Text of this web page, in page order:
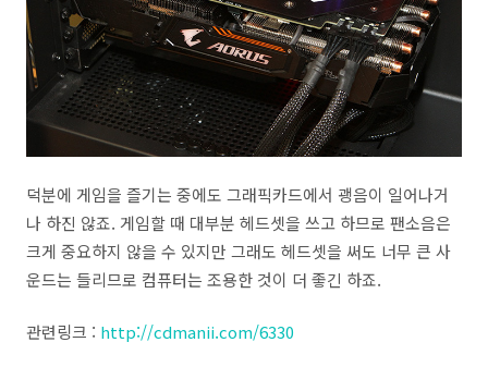
덕분에 게임을 즐기는 중에도 그래픽카드에서 괭음이 일어나거
나 하진 않죠. 게임할 때 대부분 헤드셋을 쓰고 하므로 팬소음은
크게 중요하지 않을 수 있지만 그래도 헤드셋을 써도 너무 큰 사
운드는 들리므로 컴퓨터는 조용한 것이 더 좋긴 하죠.
관련링크 : http://cdmanii.com/6330